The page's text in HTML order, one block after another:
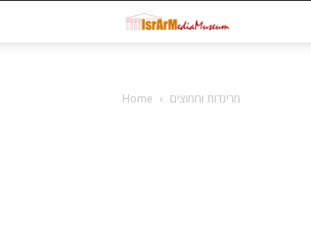
israrmedia.co.il
Home מרינדות וחמוצים